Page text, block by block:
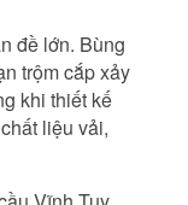
đề lớn. Bùng
trộm cắp xảy
khi thiết kế
liệu vải,